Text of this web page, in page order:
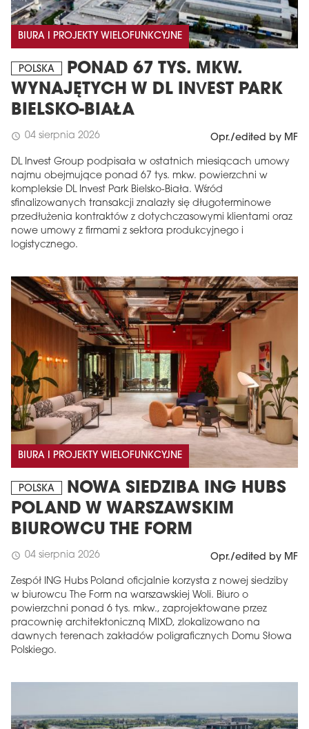
BIURA I PROJEKTY WIELOFUNKCYJNE
POLSKA
PONAD 67 TYS. MKW.
WYNAJĘTYCH W DL INVEST PARK
BIELSKO-BIAŁA
schedule 04 sierpnia 2026 Opr./edited by MF
DL Invest Group podpisała w ostatnich miesiącach umowy
najmu obejmujące ponad 67 tys. mkw. powierzchni w
kompleksie DL Invest Park Bielsko-Biała. Wśród
sfinalizowanych transakcji znalazły się długoterminowe
przedłużenia kontraktów z dotychczasowymi klientami oraz
nowe umowy z firmami z sektora produkcyjnego i
logistycznego.
BIURA I PROJEKTY WIELOFUNKCYJNE
POLSKA
NOWA SIEDZIBA ING HUBS
POLAND W WARSZAWSKIM
BIUROWCU THE FORM
schedule 04 sierpnia 2026 Opr./edited by MF
Zespół ING Hubs Poland oficjalnie korzysta z nowej siedziby
w biurowcu The Form na warszawskiej Woli. Biuro o
powierzchni ponad 6 tys. mkw., zaprojektowane przez
pracownię architektoniczną MIXD, zlokalizowano na
dawnych terenach zakładów poligraficznych Domu Słowa
Polskiego.